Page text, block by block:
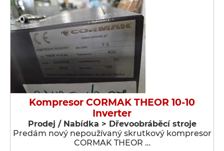
Kompresor CORMAK THEOR 10-10
Inverter
Prodej / Nabídka > Dřevoobráběcí stroje
Predám nový nepoužívaný skrutkový kompresor
CORMAK THEOR …